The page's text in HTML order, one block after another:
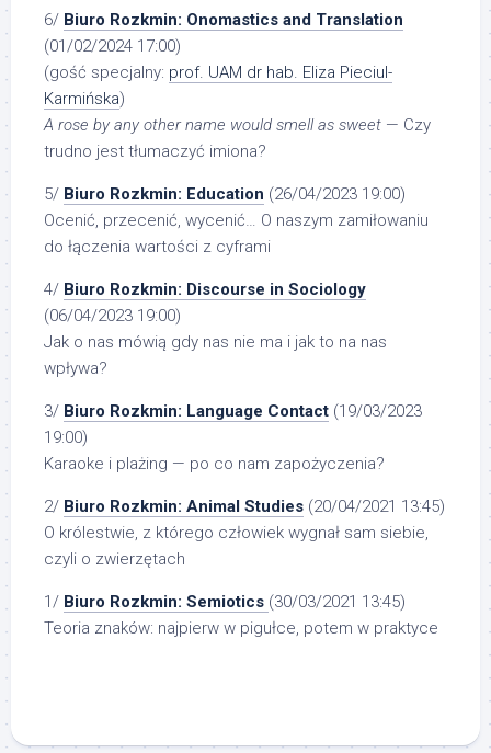
6/ Biuro Rozkmin: Onomastics and Translation
(01/02/2024 17:00)
(gość specjalny: prof. UAM dr hab. Eliza Pieciul-
Karmińska)
A rose by any other name would smell as sweet — Czy
trudno jest tłumaczyć imiona?
5/ Biuro Rozkmin: Education (26/04/2023 19:00)
Ocenić, przecenić, wycenić…​ O naszym zamiłowaniu
do łączenia wartości z cyframi
4/ Biuro Rozkmin: Discourse in Sociology
(06/04/2023 19:00)
Jak o nas mówią gdy nas nie ma i jak to na nas
wpływa?
3/ Biuro Rozkmin: Language Contact (19/03/2023
19:00)
Karaoke i plażing — po co nam zapożyczenia?
2/ Biuro Rozkmin: Animal Studies (20/04/2021 13:45)
O królestwie, z którego człowiek wygnał sam siebie,
czyli o zwierzętach
1/ Biuro Rozkmin: Semiotics (30/03/2021 13:45)
Teoria znaków: najpierw w pigułce, potem w praktyce